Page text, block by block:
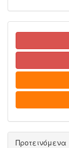
Προτεινόμενα